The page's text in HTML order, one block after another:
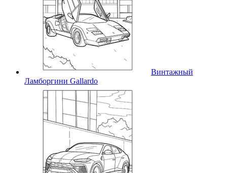
Винтажный
Ламборгини Gallardo